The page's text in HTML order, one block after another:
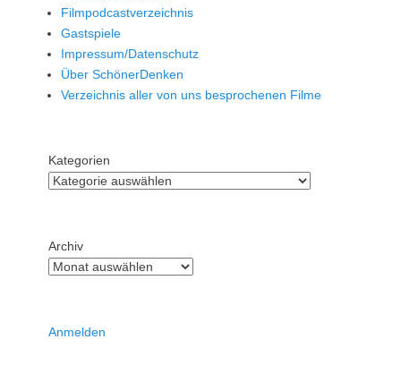
Filmpodcastverzeichnis
Gastspiele
Impressum/Datenschutz
Über SchönerDenken
Verzeichnis aller von uns besprochenen Filme
Kategorien
Archiv
Anmelden